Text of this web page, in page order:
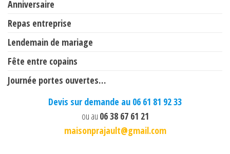
Anniversaire
Repas entreprise
Lendemain de mariage
Fête entre copains
Journée portes ouvertes…
Devis sur demande au 06 61 81 92 33
ou au 06 38 67 61 21
maisonprajault@gmail.com